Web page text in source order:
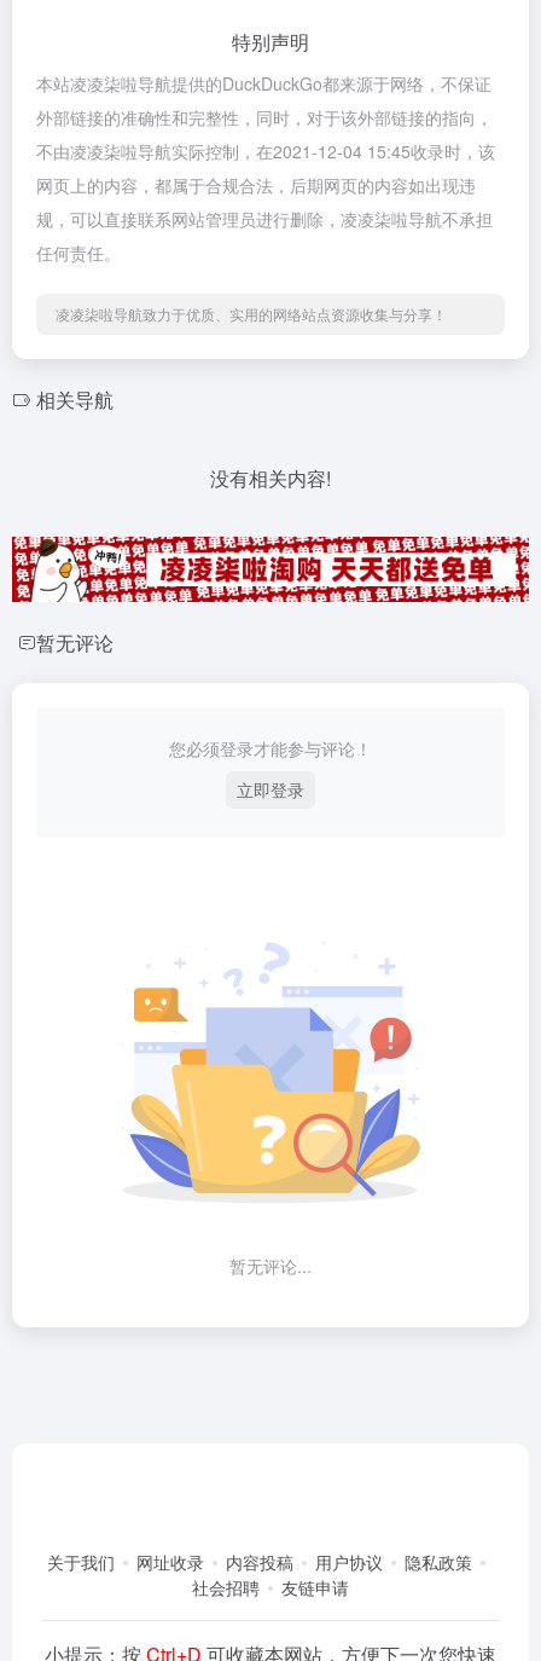
特别声明
本站凌凌柒啦导航提供的DuckDuckGo都来源于网络，不保证
外部链接的准确性和完整性，同时，对于该外部链接的指向，
不由凌凌柒啦导航实际控制，在2021-12-04 15:45收录时，该
网页上的内容，都属于合规合法，后期网页的内容如出现违
规，可以直接联系网站管理员进行删除，凌凌柒啦导航不承担
任何责任。
凌凌柒啦导航致力于优质、实用的网络站点资源收集与分享！
相关导航
没有相关内容!
暂无评论
您必须登录才能参与评论！
立即登录
暂无评论...
关于我们 网址收录 内容投稿 用户协议
隐私政策
社会招聘
友链申请
小提示：按Ctrl+D 可收藏本网站，方便下一次您快速